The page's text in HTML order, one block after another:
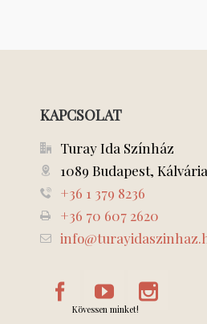
KAPCSOLAT
Turay Ida Színház
1089 Budapest,
+36 1 379 8236
+36 70 607 2620
Kövessen minket!